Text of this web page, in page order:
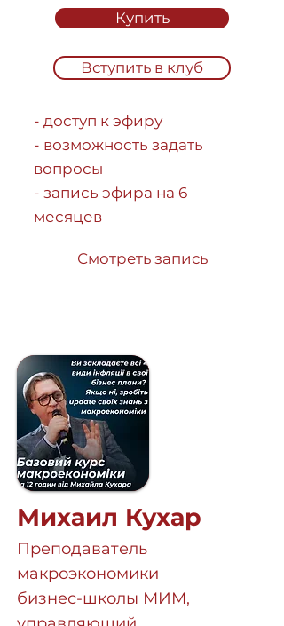
Купить
Вступить в клуб
- доступ к эфиру
- возможность задать
вопросы
- запись эфира на 6
месяцев
Смотреть запись
Михаил Кухар
Преподаватель
макроэкономики
бизнес-школы МИМ,